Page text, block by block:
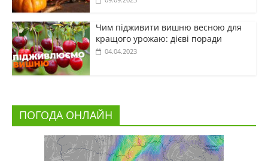
Чим підживити вишню весною для
кращого урожаю: дієві поради
04.04.2023
ПОГОДА ОНЛАЙН